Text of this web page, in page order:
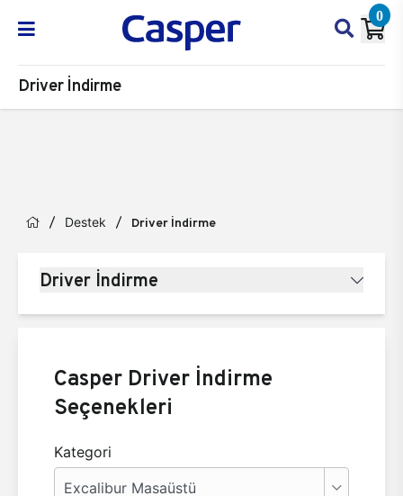
0
Driver İndirme
Destek Driver İndirme
Driver İndirme
Casper Driver İndirme
Seçenekleri
Kategori